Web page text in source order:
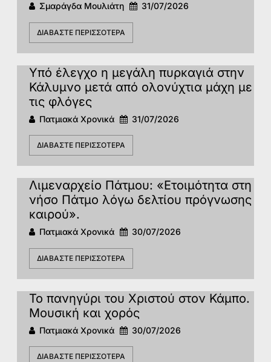
Σμαράγδα Μουλιάτη 31/07/2026
ΔΙΑΒΆΣΤΕ ΠΕΡΙΣΣΌΤΕΡΑ
Υπό έλεγχο η μεγάλη πυρκαγιά στην
Κάλυμνο μετά από ολονύχτια μάχη με
τις φλόγες
Πατμιακά Χρονικά 31/07/2026
ΔΙΑΒΆΣΤΕ ΠΕΡΙΣΣΌΤΕΡΑ
Λιμεναρχείο Πάτμου: «Ετοιμότητα στη
νήσο Πάτμο λόγω δελτίου πρόγνωσης
καιρού».
Πατμιακά Χρονικά 30/07/2026
ΔΙΑΒΆΣΤΕ ΠΕΡΙΣΣΌΤΕΡΑ
Το πανηγύρι του Χριστού στον Κάμπο.
Μουσική και χορός
Πατμιακά Χρονικά 30/07/2026
ΔΙΑΒΆΣΤΕ ΠΕΡΙΣΣΌΤΕΡΑ